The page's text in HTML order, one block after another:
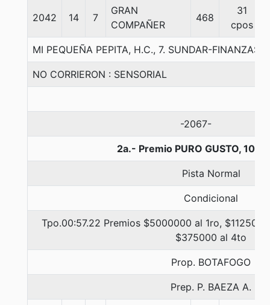
2042 14 7
GRAN
COMPAÑER
468
31
cpos
MI PEQUEÑA PEPITA, H.C., 7. SUNDAR-FINANZAS-
NO CORRIERON : SENSORIAL
-2067-
2a.- Premio PURO GUSTO,
Pista Normal
Condicional
Tpo.00:57.22 Premios $5000000 al 1ro,
$375000 al 4to
Prop. BOTAFOGO
Prep. P. BAEZA A.